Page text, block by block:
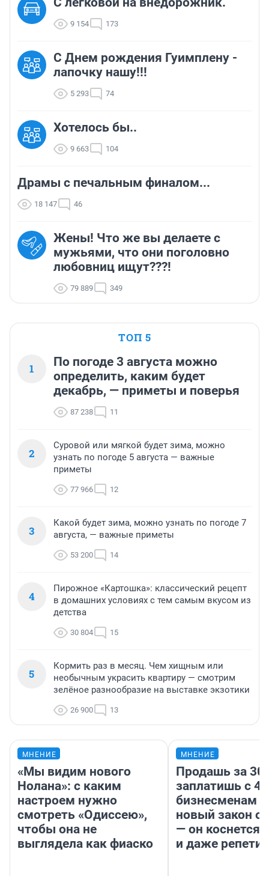
9 154 173
С Днем рождения Гуимплену -
лапочку нашу!!!
5 293 74
Хотелось бы..
9 663 104
Драмы с печальным финалом...
18 147 46
Жены! Что же вы делаете с
мужьями, что они поголовно
любовниц ищут???!
79 889 349
ТОП 5
1
По погоде 3 августа можно
определить, каким будет
декабрь, — приметы и поверья
87 238 11
2
Суровой или мягкой будет зима, можно
узнать по погоде 5 августа — важные
приметы
77 966 12
3
Какой будет зима, можно узнать по погоде 7
августа, — важные приметы
53 200 14
4
Пирожное «Картошка»: классический рецепт
в домашних условиях с тем самым вкусом из
детства
30 804 15
5
Кормить раз в месяц. Чем хищным или
необычным украсить квартиру — смотрим
зелёное разнообразие на выставке экзотики
26 900 13
МНЕНИЕ
«Мы видим нового
Нолана»: с каким
настроем нужно
смотреть «Одиссею»,
чтобы она не
выглядела как фиаско
МНЕНИЕ
Продашь за
заплатишь с
бизнесменам
новый закон о
— он коснется
и даже